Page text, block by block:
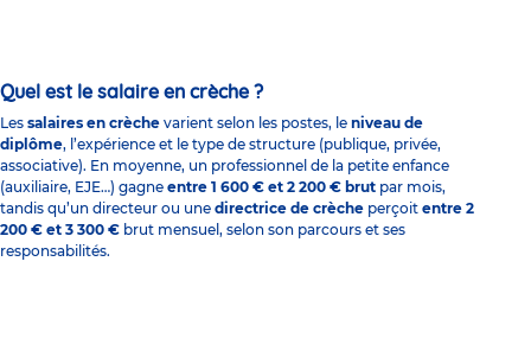
Quel est le salaire en crèche ?
Les salaires en crèche varient selon les postes, le niveau de
diplôme, l’expérience et le type de structure (publique, privée,
associative). En moyenne, un professionnel de la petite enfance
(auxiliaire, EJE…) gagne entre 1 600 € et 2 200 € brut par mois,
tandis qu’un directeur ou une directrice de crèche perçoit entre 2
200 € et 3 300 € brut mensuel, selon son parcours et ses
responsabilités.